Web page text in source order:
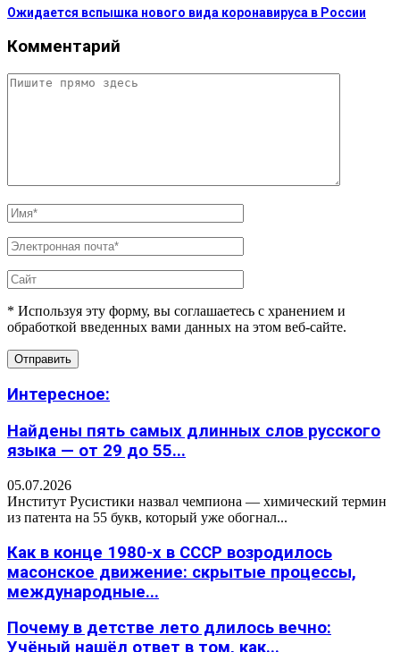
Ожидается вспышка нового вида коронавируса в России
Комментарий
* Используя эту форму, вы соглашаетесь с хранением и
обработкой введенных вами данных на этом веб-сайте.
Интересное:
Найдены пять самых длинных слов русского
языка — от 29 до 55...
05.07.2026
Институт Русистики назвал чемпиона — химический термин
из патента на 55 букв, который уже обогнал...
Как в конце 1980-х в СССР возродилось
масонское движение: скрытые процессы,
международные...
Почему в детстве лето длилось вечно:
Учёный нашёл ответ в том, как...